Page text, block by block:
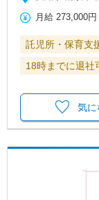
月給 273,000円
託児所・保育支
18時までに退社
気に